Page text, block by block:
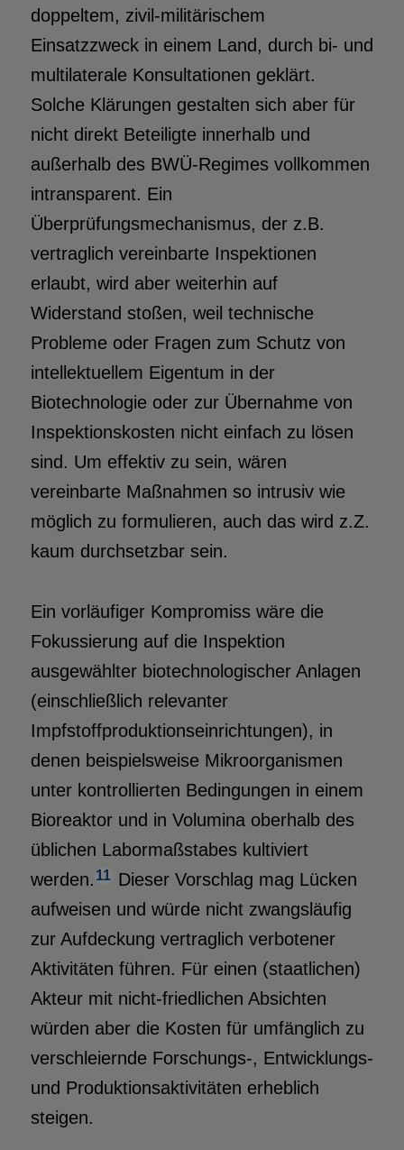
doppeltem, zivil-militärischem
Einsatzzweck in einem Land, durch bi- und
multilaterale Konsultationen geklärt.
Solche Klärungen gestalten sich aber für
nicht direkt Beteiligte innerhalb und
außerhalb des BWÜ-Regimes vollkommen
intransparent. Ein
Überprüfungsmechanismus, der z.B.
vertraglich vereinbarte Inspektionen
erlaubt, wird aber weiterhin auf
Widerstand stoßen, weil technische
Probleme oder Fragen zum Schutz von
intellektuellem Eigentum in der
Biotechnologie oder zur Übernahme von
Inspektionskosten nicht einfach zu lösen
sind. Um effektiv zu sein, wären
vereinbarte Maßnahmen so intrusiv wie
möglich zu formulieren, auch das wird z.Z.
kaum durchsetzbar sein.
Ein vorläufiger Kompromiss wäre die
Fokussierung auf die Inspektion
ausgewählter biotechnologischer Anlagen
(einschließlich relevanter
Impfstoffproduktionseinrichtungen), in
denen beispielsweise Mikroorganismen
unter kontrollierten Bedingungen in einem
Bioreaktor und in Volumina oberhalb des
üblichen Labormaßstabes kultiviert
werden. 11 Dieser Vorschlag mag Lücken
aufweisen und würde nicht zwangsläufig
zur Aufdeckung vertraglich verbotener
Aktivitäten führen. Für einen (staatlichen)
Akteur mit nicht-friedlichen Absichten
würden aber die Kosten für umfänglich zu
verschleiernde Forschungs-, Entwicklungs-
und Produktionsaktivitäten erheblich
steigen.